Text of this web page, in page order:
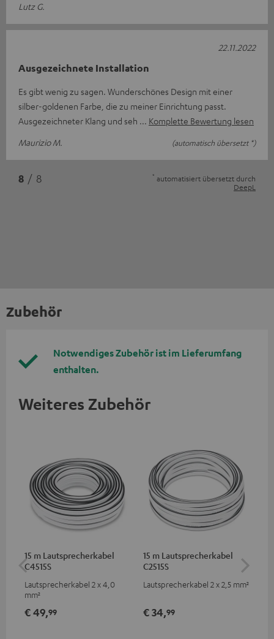
Lutz G.
Ausgezeichnete Installation
Es gibt wenig zu sagen. Wunderschönes Design mit einer
silber-goldenen Farbe, die zu meiner Einrichtung passt.
Ausgezeichneter Klang und seh
Komplette Bewertung lesen
Maurizio M.
(automatisch übersetzt *)
22.11.2022
8 / 8 * automatisiert übersetzt durch
DeepL
Zubehör
Notwendiges Zubehör ist im Lieferumfang
enthalten.
Weiteres Zubehör
15 m Lautsprecherkabel
C4515S
Lautsprecherkabel 2 x 4,0
mm²
€ 49,99
15 m Lautsprecherkabel
C2515S
Lautsprecherkabel 2 x 2,5 mm²
€ 34,99